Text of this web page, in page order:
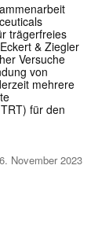
trägerfreies
& Ziegler
Versuche
von
mehrere
für den
November 2023